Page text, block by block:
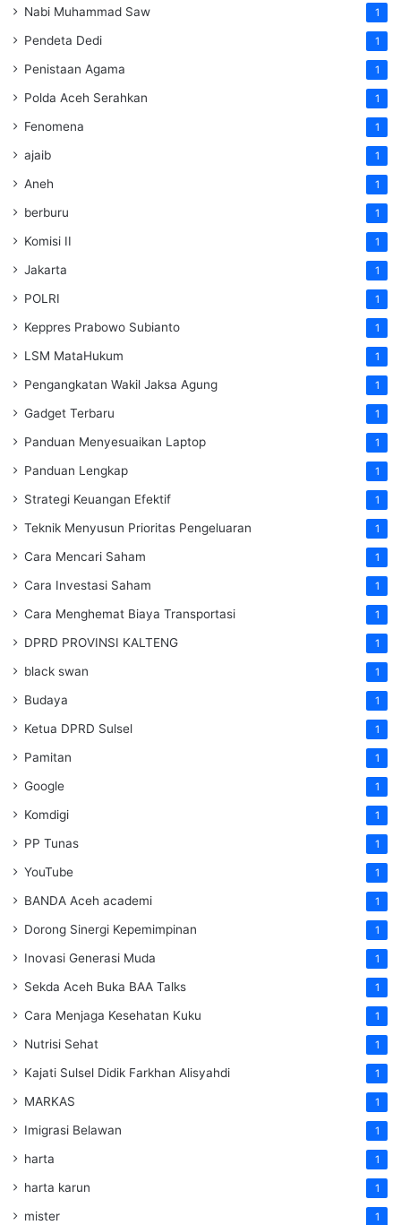
Nabi Muhammad Saw 1
Pendeta Dedi 1
Penistaan Agama 1
Polda Aceh Serahkan 1
Fenomena 1
ajaib 1
Aneh 1
berburu 1
Komisi II 1
Jakarta 1
POLRI 1
Keppres Prabowo Subianto 1
LSM MataHukum 1
Pengangkatan Wakil Jaksa Agung 1
Gadget Terbaru 1
Panduan Menyesuaikan Laptop 1
Panduan Lengkap 1
Strategi Keuangan Efektif 1
Teknik Menyusun Prioritas Pengeluaran 1
Cara Mencari Saham 1
Cara Investasi Saham 1
Cara Menghemat Biaya Transportasi 1
DPRD PROVINSI KALTENG 1
black swan 1
Budaya 1
Ketua DPRD Sulsel 1
Pamitan 1
Google 1
Komdigi 1
PP Tunas 1
YouTube 1
BANDA Aceh academi 1
Dorong Sinergi Kepemimpinan 1
Inovasi Generasi Muda 1
Sekda Aceh Buka BAA Talks 1
Cara Menjaga Kesehatan Kuku 1
Nutrisi Sehat 1
Kajati Sulsel Didik Farkhan Alisyahdi 1
MARKAS 1
Imigrasi Belawan 1
harta 1
harta karun 1
mister 1